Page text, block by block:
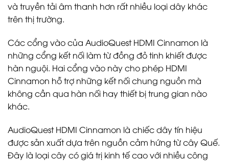
và truyền tải âm thanh hơn rất nhiều loại dây khác
trên thị trường.
Các cổng vào của AudioQuest HDMI Cinnamon là
những cổng kết nối làm từ đồng đỏ tinh khiết được
hàn nguội. Hai cổng vào này cho phép HDMI
Cinnamon hỗ trợ những kết nối chung nguồn mà
không cần qua hàn nối hay thiết bị trung gian nào
khác.
AudioQuest HDMI Cinnamon là chiếc dây tín hiệu
được sản xuất dựa trên nguồn cảm hứng từ cây Quế.
Đây là loại cây có giá trị kinh tế cao với nhiều công